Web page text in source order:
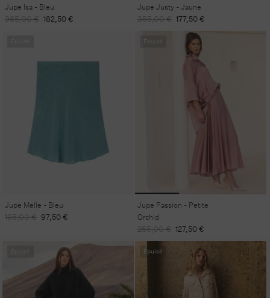
Jupe Isa - Bleu
Prix
365,00 € Prix
182,50 €
Jupe Justy - Jaune
Prix
355,00 € Prix
promotionnel
177,50 €
Jupe Melle - Bleu
Prix
195,00 € Prix
97,50 €
Épuisé
Jupe Passion - Petite
Orchid
Prix
habituel
255,00 € Prix
promotionnel
127,50 €
Épuisé